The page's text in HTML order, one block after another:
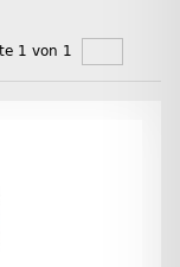
1 von 1